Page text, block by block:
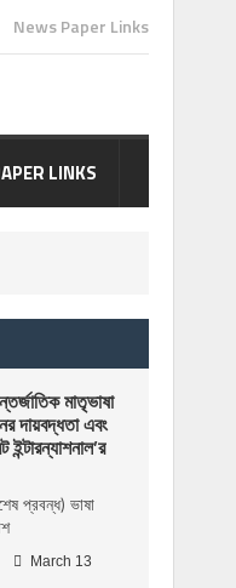
News Paper Links
LINKS
মাতৃভাষা
দায়বদ্ধতা এবং
প্রবন্ধ) ভাষা
March 13